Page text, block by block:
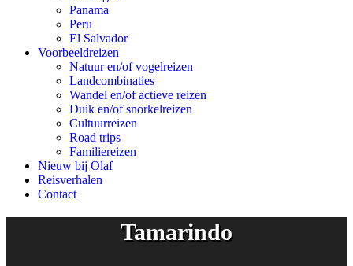
Panama
Peru
El Salvador
Voorbeeldreizen
Natuur en/of vogelreizen
Landcombinaties
Wandel en/of actieve reizen
Duik en/of snorkelreizen
Cultuurreizen
Road trips
Familiereizen
Nieuw bij Olaf
Reisverhalen
Contact
Tamarindo